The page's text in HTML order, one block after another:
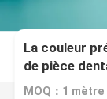
La couleur
de pièce
MOQ：1